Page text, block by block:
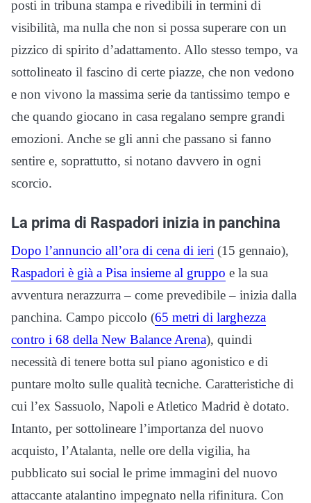
posti in tribuna stampa e rivedibili in termini di
visibilità, ma nulla che non si possa superare con un
pizzico di spirito d’adattamento. Allo stesso tempo, va
sottolineato il fascino di certe piazze, che non vedono
e non vivono la massima serie da tantissimo tempo e
che quando giocano in casa regalano sempre grandi
emozioni. Anche se gli anni che passano si fanno
sentire e, soprattutto, si notano davvero in ogni
scorcio.
La prima di Raspadori inizia in panchina
Dopo l’annuncio all’ora di cena di ieri (15 gennaio),
Raspadori è già a Pisa insieme al gruppo e la sua
avventura nerazzurra – come prevedibile – inizia dalla
panchina. Campo piccolo (65 metri di larghezza
contro i 68 della New Balance Arena), quindi
necessità di tenere botta sul piano agonistico e di
puntare molto sulle qualità tecniche. Caratteristiche di
cui l’ex Sassuolo, Napoli e Atletico Madrid è dotato.
Intanto, per sottolineare l’importanza del nuovo
acquisto, l’Atalanta, nelle ore della vigilia, ha
pubblicato sui social le prime immagini del nuovo
attaccante atalantino impegnato nella rifinitura. Con